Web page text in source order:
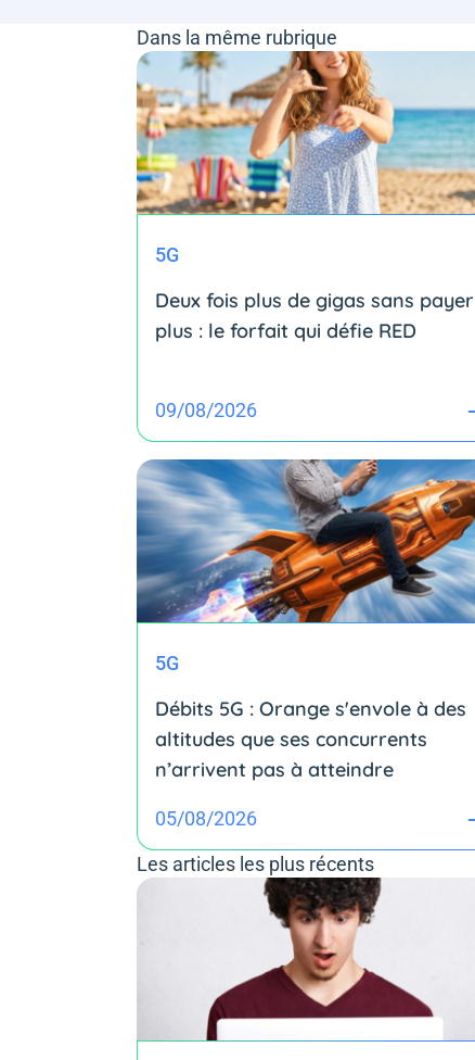
Dans la même rubrique
5G
Deux fois plus de gigas sans payer
plus : le forfait qui défie RED
09/08/2026
5G
Débits 5G : Orange s'envole à des
altitudes que ses concurrents
n’arrivent pas à atteindre
05/08/2026
Les articles les plus récents